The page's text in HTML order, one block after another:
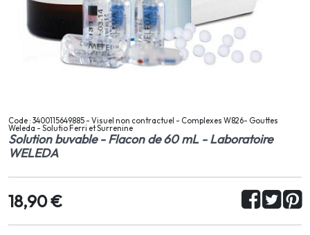
Code : 3400115649885 - Visuel non contractuel - Complexes W826- Gouttes
Weleda - Solutio Ferri et Surrenine
Solution buvable - Flacon de 60 mL - Laboratoire
WELEDA
18,90 €